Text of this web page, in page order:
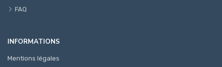
FAQ
INFORMATIONS
Mentions légales